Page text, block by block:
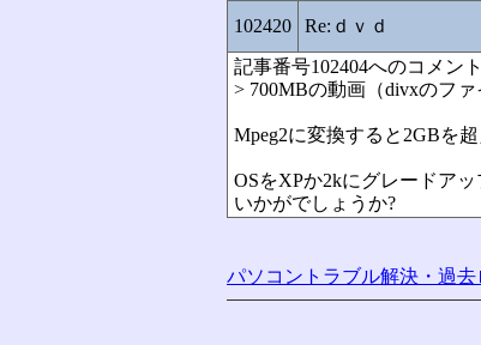
102420
Re:ｄｖｄ
記事番号102404へのコメント
> 700MBの動画（divxのファ
Mpeg2に変換すると2GBを
OSをXPか2kにグレードア
いかがでしょうか?
パソコントラブル解決・過去